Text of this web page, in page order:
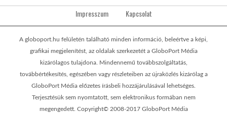
Impresszum Kapcsolat
A globoport.hu felületén található minden információ, beleértve a képi,
grafikai megjelenítést, az oldalak szerkezetét a GloboPort Média
kizárólagos tulajdona. Mindennemű továbbszolgáltatás,
továbbértékesítés, egészében vagy részleteiben az újraközlés kizárólag a
GloboPort Média előzetes írásbeli hozzájárulásával lehetséges.
Terjesztésük sem nyomtatott, sem elektronikus formában nem
megengedett. Copyright© 2008-2017 GloboPort Média